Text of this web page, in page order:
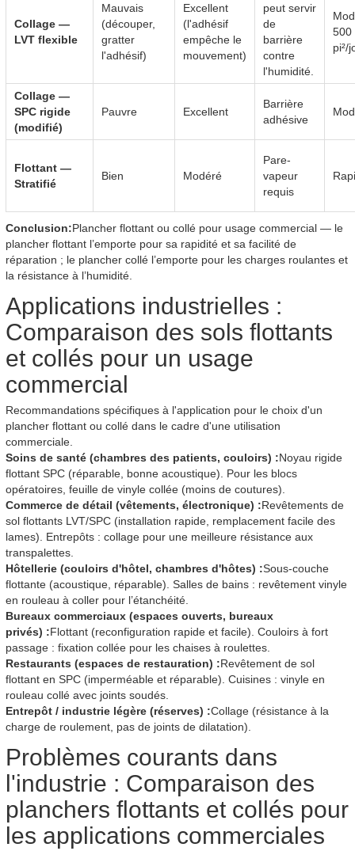
Collage —
LVT flexible
Mauvais
(découper,
gratter
l'adhésif)
Excellent
(l'adhésif
empêche le
mouvement)
peut servir
de
barrière
contre
l'humidité.
500
pi²/
Collage —
SPC rigide
(modifié)
Pauvre Excellent
Barrière
adhésive
Flottant —
Stratifié
Bien Modéré
Pare-
vapeur
requis
Conclusion:Plancher flottant ou collé pour usage commercial — le
plancher flottant l’emporte pour sa rapidité et sa facilité de
réparation ; le plancher collé l’emporte pour les charges roulantes et
la résistance à l’humidité.
Applications industrielles :
Comparaison des sols flottants
et collés pour un usage
commercial
Recommandations spécifiques à l'application pour le choix d'un
plancher flottant ou collé dans le cadre d'une utilisation
commerciale.
Soins de santé (chambres des patients, couloirs) :Noyau rigide
flottant SPC (réparable, bonne acoustique). Pour les blocs
opératoires, feuille de vinyle collée (moins de coutures).
Commerce de détail (vêtements, électronique) :Revêtements de
sol flottants LVT/SPC (installation rapide, remplacement facile des
lames). Entrepôts : collage pour une meilleure résistance aux
transpalettes.
Hôtellerie (couloirs d'hôtel, chambres d'hôtes) :Sous-couche
flottante (acoustique, réparable). Salles de bains : revêtement vinyle
en rouleau à coller pour l’étanchéité.
Bureaux commerciaux (espaces ouverts, bureaux
privés) :Flottant (reconfiguration rapide et facile). Couloirs à fort
passage : fixation collée pour les chaises à roulettes.
Restaurants (espaces de restauration) :Revêtement de sol
flottant en SPC (imperméable et réparable). Cuisines : vinyle en
rouleau collé avec joints soudés.
Entrepôt / industrie légère (réserves) :Collage (résistance à la
charge de roulement, pas de joints de dilatation).
Problèmes courants dans
l'industrie : Comparaison des
planchers flottants et collés pour
les applications commerciales